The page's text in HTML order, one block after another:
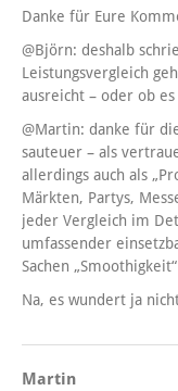
Danke für Eure
@Björn: deshalb
Leistungsvergleich
ausreicht – oder ob
@Martin: danke für
sauteuer – als
allerdings auch als
Märkten, Partys,
jeder Vergleich im
umfassender
Sachen
Na, es wundert ja
Martin